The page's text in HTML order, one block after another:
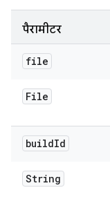
पैरामीटर
file
File
buildId
String